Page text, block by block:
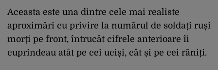
Aceasta este una dintre cele mai realiste
aproximări cu privire la numărul de soldați ruși
morți pe front, întrucât cifrele anterioare îi
cuprindeau atât pe cei uciși, cât și pe cei răniți.